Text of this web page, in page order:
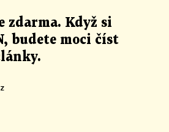
zdarma. Když si
budete moci číst
.